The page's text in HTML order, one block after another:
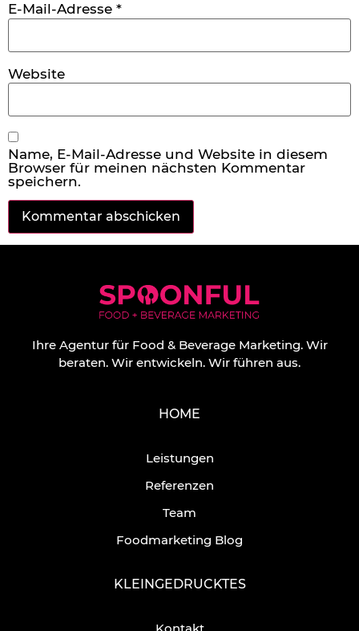
E-Mail-Adresse *
Website
Name, E-Mail-Adresse und Website in diesem
Browser für meinen nächsten Kommentar
speichern.
Ihre Agentur für Food & Beverage Marketing. Wir
beraten. Wir entwickeln. Wir führen aus.
HOME
Leistungen
Referenzen
Team
Foodmarketing Blog
KLEINGEDRUCKTES